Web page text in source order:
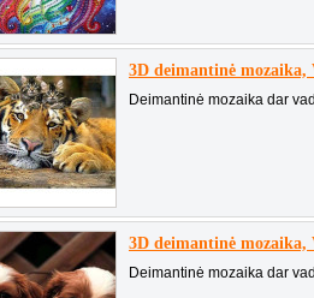
3D deimantinė mozaika,
Deimantinė mozaika dar
3D deimantinė mozaika,
Deimantinė mozaika dar